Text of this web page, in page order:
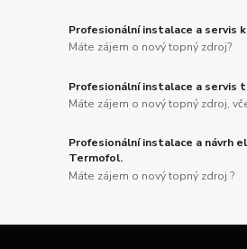
Profesionální instalace a servis
Máte zájem o nový topný zdroj?
Profesionální instalace a servis
Máte zájem o nový topný zdroj,
Profesionální instalace a návrh
Termofol.
Máte zájem o nový topný zdroj ?